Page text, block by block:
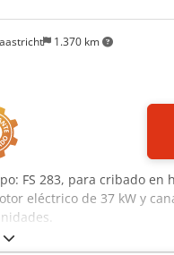
1.370 km
FS 283, para cribado en
eléctrico de 37 kW y